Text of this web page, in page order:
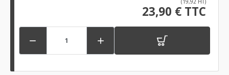
(19,92 HT)
23,90 € TTC
 